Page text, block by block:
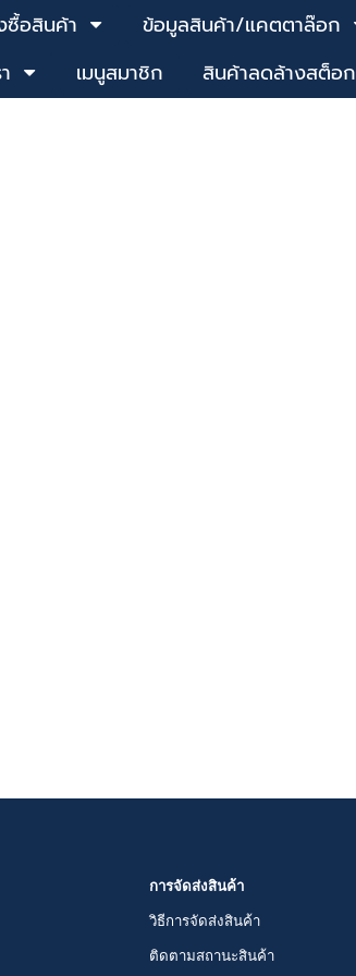
ซื้อสินค้า ข้อมูลสินค้า/แคตตาล๊อก
เมนูสมาชิก สินค้าลดล้างสต็อก
อ การจัดส่งสินค้า
วิธีการจัดส่งสินค้า
ติดตามสถานะสินค้า